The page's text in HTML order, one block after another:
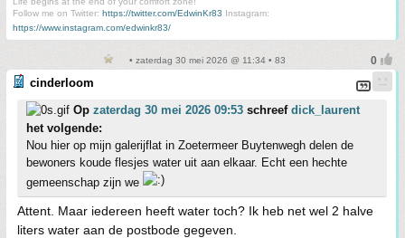
Follow me on Twitter: https://twitter.com/EdwinKr83 Instagram:
https://www.instagram.com/edwinkr83/
• zaterdag 30 mei 2026 @ 11:34 • 83
cinderloom
Op zaterdag 30 mei 2026 09:53 schreef dick_laurent
het volgende:
Nou hier op mijn galerijflat in Zoetermeer Buytenwegh delen de
bewoners koude flesjes water uit aan elkaar. Echt een hechte
gemeenschap zijn we
Attent. Maar iedereen heeft water toch? Ik heb net wel 2 halve
liters water aan de postbode gegeven.